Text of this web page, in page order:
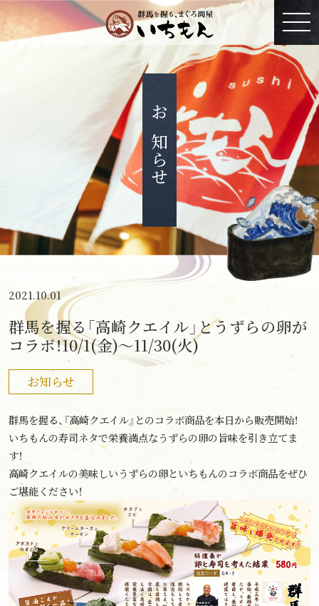
お知らせ
2021.10.01
群馬を握る「高崎クエイル」とうずらの卵が
コラボ！10/1(金)～11/30(火)
お知らせ
群馬を握る、『高崎クエイル』とのコラボ商品を本日から販売開始！
いちもんの寿司ネタで栄養満点なうずらの卵の旨味を引き立てま
す！
高崎クエイルの美味しいうずらの卵といちもんのコラボ商品をぜひ
ご堪能ください！